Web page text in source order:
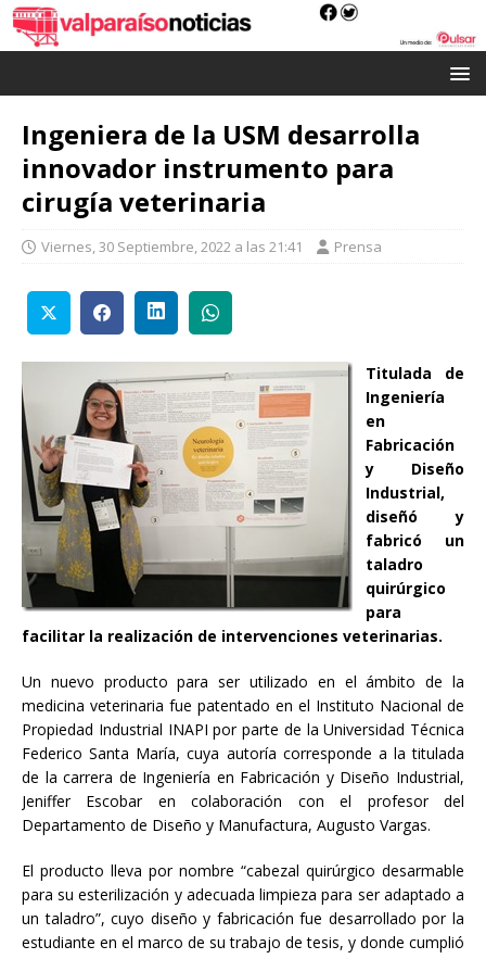
Ingeniera de la USM desarrolla
innovador instrumento para
cirugía veterinaria
Viernes, 30 Septiembre, 2022 a las 21:41 Prensa
Titulada de
Ingeniería
en
Fabricación
y Diseño
Industrial,
diseñó y
fabricó un
taladro
quirúrgico
para
facilitar la realización de intervenciones veterinarias.
Un nuevo producto para ser utilizado en el ámbito de la
medicina veterinaria fue patentado en el Instituto Nacional de
Propiedad Industrial INAPI por parte de la Universidad Técnica
Federico Santa María, cuya autoría corresponde a la titulada
de la carrera de Ingeniería en Fabricación y Diseño Industrial,
Jeniffer Escobar en colaboración con el profesor del
Departamento de Diseño y Manufactura, Augusto Vargas.
El producto lleva por nombre “cabezal quirúrgico desarmable
para su esterilización y adecuada limpieza para ser adaptado a
un taladro”, cuyo diseño y fabricación fue desarrollado por la
estudiante en el marco de su trabajo de tesis, y donde cumplió